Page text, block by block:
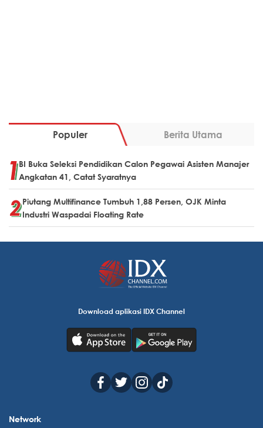
Populer Berita Utama
BI Buka Seleksi Pendidikan Calon Pegawai Asisten Manajer
Angkatan 41, Catat Syaratnya
Piutang Multifinance Tumbuh 1,88 Persen, OJK Minta
Industri Waspadai Floating Rate
Download aplikasi IDX Channel
Network